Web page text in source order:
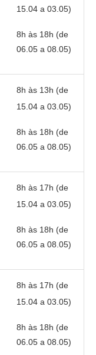
15.04 a 03.05)
8h às 18h (de
06.05 a 08.05)
8h às 13h (de
15.04 a 03.05)
8h às 18h (de
06.05 a 08.05)
8h às 17h (de
15.04 a 03.05)
8h às 18h (de
06.05 a 08.05)
8h às 17h (de
15.04 a 03.05)
8h às 18h (de
06.05 a 08.05)